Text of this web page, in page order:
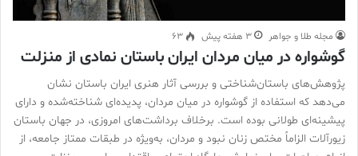
مجله طلا و جواهر 3 هفته پیش 63
گوشواره در میان مردان ایران باستان نمادی از منزلت
پژوهش‌های باستان‌شناختی و بررسی آثار هنری ایران باستان نشان
می‌دهد که استفاده از گوشواره در میان مردان، پدیده‌ای شناخته‌شده و دارای
پیشینه‌ای طولانی بوده است. برخلاف برداشت‌های امروزی، در جهان باستان
زیورآلات الزاماً مختص زنان نبود و مردان، به‌ویژه در طبقات ممتاز جامعه، از